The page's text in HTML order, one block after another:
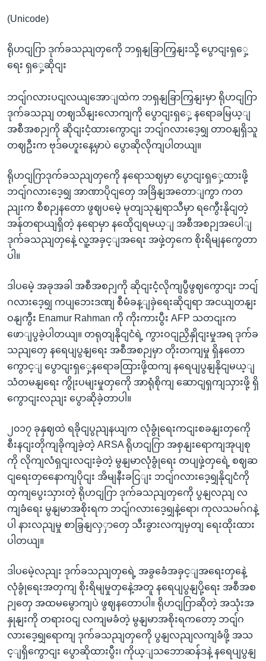
(Unicode)
ရိုဟငျဂြာ ဒုက်ခသညျတှကေို ဘရှနျခြာကြှနျးသို့ ပွောငျးရှှေ့
ရေး ရှှေ့ဆိုငျး
ဘငျ်ဂလားပငျလယျအောျထဲက ဘရှနျခြာကြှနျးမှာ ရိုဟငျဂြာ
ဒုက်ခသညျ တဈသိနျးလောကျကို ပွောငျးရှှေ့ နရောခမြယ့ျ
အစီအစဉျကို ဆိုငျးငံ့ထားကွောငျး ဘငျ်ဂလားဒေ့ရျှ တာဝနျရှိသူ
တဈဦးက ဗုဒ်ဓဟူးနေ့မှာပဲ ပွောဆိုလိုကျပါတယျ။
ရိုဟငျဂြာဒုက်ခသညျတှကေို နရောသဈမှာ ပွောငျးရှှေ့ထားဖို့
ဘငျ်ဂလားဒေ့ရျှ အာဏာပိုငျတှေ အခြိနျအတောျကွာ ကတ
ညျးက စီစဉျနတော ဖွဈပမေဲ့ မုတျသုနျရာသီမှာ ရကွေီးနိုငျတဲ့
အန်တရာယျရှိတဲ့ နရောမှာ နထေိုငျရမယ့ျ အစီအစဉျအပေါျ
ဒုက်ခသညျတှနေဲ့ လူ့အခှင့ျအရေး အဖှဲ့တှကေ စိုးရိမျနကွေတာ
ပါ။
ဒါပမေဲ့ အခုအခါ အစီအစဉျကို ဆိုငျးငံ့လိုကျပွီဖွဈကွောငျး ဘငျ်
ဂလားဒေ့ရျှ ကပျဘေးဒဏျ စီမံခန့ျခှဲရေးဆိုငျရာ အငယျတနျး
ဝနျကွီး Enamur Rahman ကို ကိုးကားပွီး AFP သတငျးက
ဖောျပွခဲ့ပါတယျ။ တရုတျနိုငျငံရဲ့ ကွားဝငျညှိနှိုငျးမှုအရ ဒုက်ခ
သညျတှေ နရေပျပွနျရေး အစီအစဉျမှာ တိုးတကျမှု ရှိနတော
ကွောင့ျ ပွောငျးရှှေ့နရောခထြားဖို့ထကျ နရေပျပွနျနိုငျမယ့ျ
သံတမနျရေး ကွိုးပမျးမှုတှကေို အာရုံစိုကျ ဆောငျရှကျသှားဖို့ ရှိ
ကွောငျးလညျး ပွောဆိုခဲ့တာပါ။
၂၀၁၇ ခုနှဈထဲ ရခိုငျပွညျနယျက လုံခွုံရေးကငျးစခနျးတှကေို
စီးနငျးတိုကျခိုကျခဲ့တဲ့ ARSA ရိုဟငျဂြာ အစှနျးရောကျအုပျစု
ကို လိုကျလံရှငျးလငျးခဲ့တဲ့ မွနျမာလုံခွုံရေး တပျဖှဲ့တှရေဲ့ စဈဆ
ငျရေးတှနေောကျပိုငျး အိမျနီးခငြျး ဘငျ်ဂလားဒေ့ရျှနိုငျငံကို
ထှကျပွေးသှားတဲ့ ရိုဟငျဂြာ ဒုက်ခသညျတှကေို ပွနျလညျ လ
ကျခံရေး မွနျမာအစိုးရက ဘငျ်ဂလားဒေ့ရျှနဲ့ရော၊ ကုလသမဂ်ဂနဲ့
ပါ နားလညျမှု စာခြှနျလှှာတှေ သီးခွားလကျမှတျ ရေးထိုးထား
ပါတယျ။
ဒါပမေဲ့လညျး ဒုက်ခသညျတှရေဲ့ အခွခေံအခှင့ျအရေးတှနေဲ့
လုံခွုံရေးအတှကျ စိုးရိမျမှုတှနေဲ့အတူ နရေပျပွနျပို့ရေး အစီအစ
ဉျတှေ အထမမွောကျပဲ ဖွဈနတောပါ။ ရိုဟငျဂြာဆိုတဲ့ အသုံးအ
နှုနျးကို တရားဝငျ လကျမခံတဲ့ မွနျမာအစိုးရကတော့ ဘငျ်ဂ
လားဒေ့ရျှရောကျ ဒုက်ခသညျတှကေို ပွနျလညျလကျခံဖို့ အသ
င့ျရှိကွောငျး ပွောဆိုထားပွီး၊ ကိုယ့ျသဘောဆန်ဒနဲ့ နရေပျပွနျ